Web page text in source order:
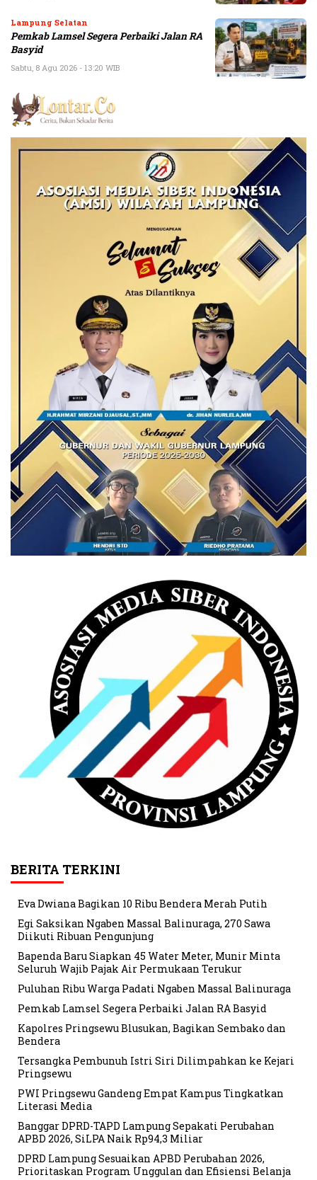
Lampung Selatan
Pemkab Lamsel Segera Perbaiki Jalan RA
Basyid
Sabtu, 8 Agu 2026 - 13:20 WIB
BERITA TERKINI
Eva Dwiana Bagikan 10 Ribu Bendera Merah Putih
Egi Saksikan Ngaben Massal Balinuraga, 270 Sawa
Diikuti Ribuan Pengunjung
Bapenda Baru Siapkan 45 Water Meter, Munir Minta
Seluruh Wajib Pajak Air Permukaan Terukur
Puluhan Ribu Warga Padati Ngaben Massal Balinuraga
Pemkab Lamsel Segera Perbaiki Jalan RA Basyid
Kapolres Pringsewu Blusukan, Bagikan Sembako dan
Bendera
Tersangka Pembunuh Istri Siri Dilimpahkan ke Kejari
Pringsewu
PWI Pringsewu Gandeng Empat Kampus Tingkatkan
Literasi Media
Banggar DPRD-TAPD Lampung Sepakati Perubahan
APBD 2026, SiLPA Naik Rp94,3 Miliar
DPRD Lampung Sesuaikan APBD Perubahan 2026,
Prioritaskan Program Unggulan dan Efisiensi Belanja